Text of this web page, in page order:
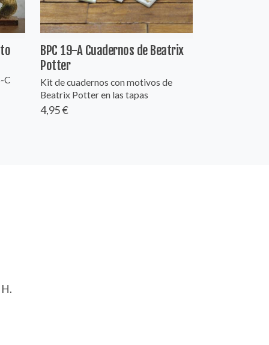
C
BPC 19-A Cuadernos de Beatrix
Potter
Kit de cuadernos con motivos de
Beatrix Potter en las tapas
4,95 €